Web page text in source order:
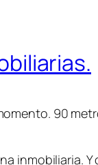
90
inmobiliaria. Y